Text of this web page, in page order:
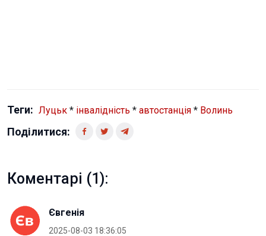
Теги: Луцьк * інвалідність * автостанція * Волинь
Поділитися:
Коментарі (1):
Євгенія
2025-08-03 18:36:05